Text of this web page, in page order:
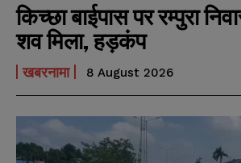
a
m
e
a
m
e
किच्छा बाईपास पर रम्पुरा
शव मिला, हड़कंप
खबरनामा 8 August 2026